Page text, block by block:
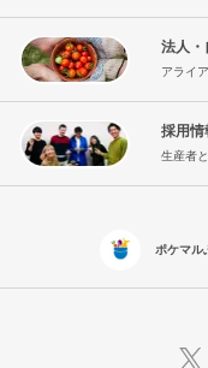
法人・
アライ
採用情
生産者
ポケマル